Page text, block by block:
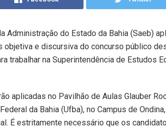
Administração do Estado da Bahia (Saeb)
objetiva e discursiva do concurso público
trabalhar na Superintendência de Estudos
aplicadas no Pavilhão de Aulas Glauber
da Bahia (Ufba), no Campus de
É estritamente necessário que os